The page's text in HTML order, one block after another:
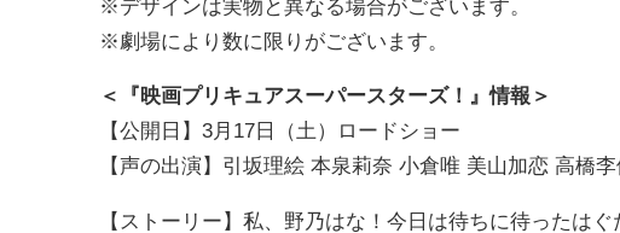
※デザインは実物と異なる場合がございます。
※劇場により数に限りがございます。
＜『映画プリキュアスーパースターズ！』情報＞
【公開⽇】3⽉17⽇（⼟）ロードショー
【声の出演】引坂理絵 本泉莉奈 ⼩倉唯 美⼭加恋 ⾼
【ストーリー】私、野乃はな！今日は待ちに待ったは